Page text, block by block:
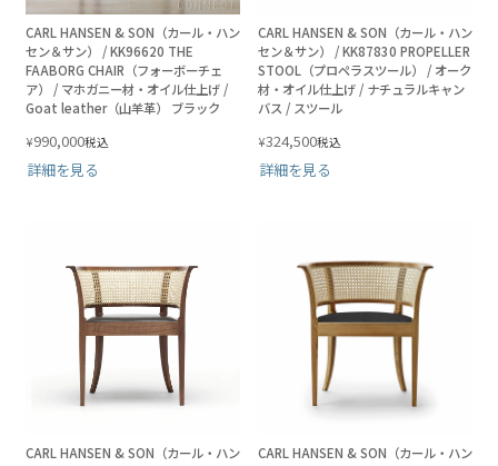
CARL HANSEN & SON（カール・ハン
セン＆サン） / KK96620 THE
FAABORG CHAIR（フォーボーチェ
ア） / マホガニー材・オイル仕上げ /
Goat leather（山羊革） ブラック
¥990,000税込
詳細を見る
CARL HANSEN & SON（カール・ハン
セン＆サン） / KK87830 PROPELLER
STOOL（プロペラスツール） / オーク
材・オイル仕上げ / ナチュラルキャン
バス / スツール
¥324,500税込
詳細を見る
CARL HANSEN & SON（カール・ハン
CARL HANSEN & SON（カール・ハン